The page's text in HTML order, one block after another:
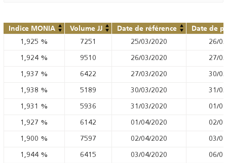
Indice MONIA Volume JJ Date de référence Date de
1,925 % 7251 25/03/2020 26/
1,924 % 9510 26/03/2020 27/
1,937 % 6422 27/03/2020 30/
1,938 % 5189 30/03/2020 31/
1,931 % 5936 31/03/2020 01/
1,927 % 6142 01/04/2020 02/
1,900 % 7597 02/04/2020 03/
1,944 % 6415 03/04/2020 06/